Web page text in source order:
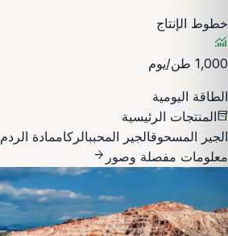
خطوط الإنتاج
monitoring
1,000 طن/يوم
الطاقة اليومية
inventory_2المنتجات الرئيسية
الجير المسحوقالجير المحببالركاممادة الردم
معلومات مفصلة وصور arrow_forward